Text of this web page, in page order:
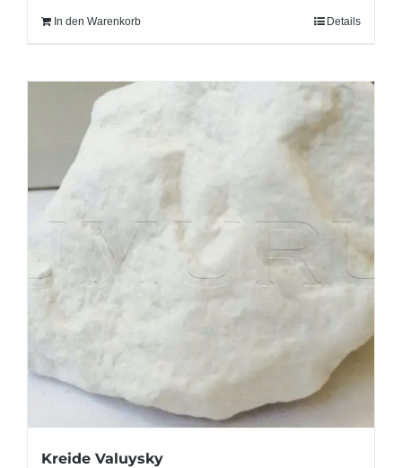
In den Warenkorb Details
Kreide Valuysky